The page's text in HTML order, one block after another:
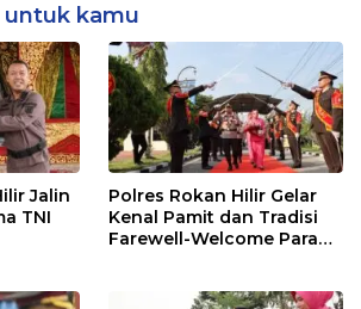
untuk kamu
Jalin
TNI
Polres Rokan Hilir Gelar
Kenal Pamit dan Tradisi
Farewell-Welcome Parade